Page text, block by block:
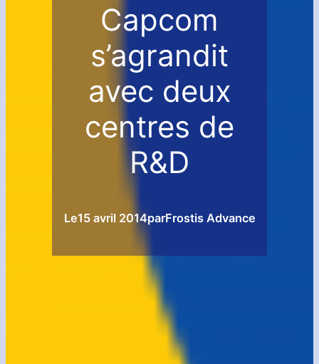
Capcom
s’agrandit
avec deux
centres de
R&D
Le15 avril 2014parFrostis Advance